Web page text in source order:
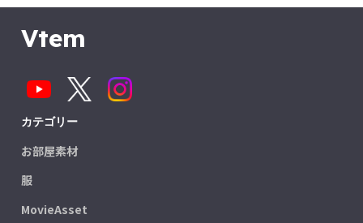
Vtem
カテゴリー
お部屋素材
服
MovieAsset